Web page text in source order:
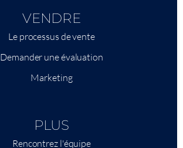
VENDRE
Le processus de vente
Demander une évaluation
Marketing
PLUS
Rencontrez l'équipe